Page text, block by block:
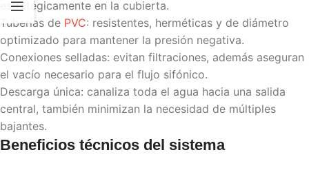
estratégicamente en la cubierta.
Tuberías de PVC: resistentes, herméticas y de diámetro
optimizado para mantener la presión negativa.
Conexiones selladas: evitan filtraciones, además aseguran
el vacío necesario para el flujo sifónico.
Descarga única: canaliza toda el agua hacia una salida
central, también minimizan la necesidad de múltiples
bajantes.
Beneficios técnicos del sistema